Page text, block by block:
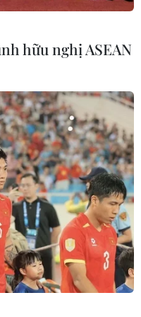
các
hữu nghị ASEAN